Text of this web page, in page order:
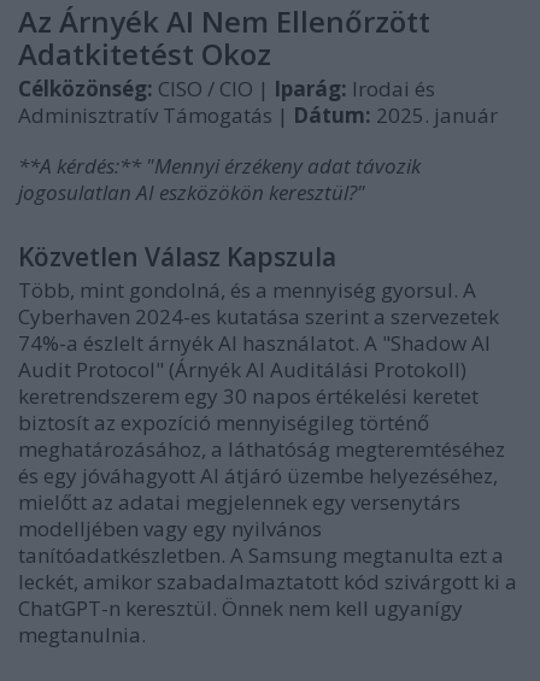
Az Árnyék AI Nem Ellenőrzött
Adatkitetést Okoz
Célközönség: CISO / CIO | Iparág: Irodai és
Adminisztratív Támogatás | Dátum: 2025. január
**A kérdés:** "Mennyi érzékeny adat távozik
jogosulatlan AI eszközökön keresztül?"
Közvetlen Válasz Kapszula
Több, mint gondolná, és a mennyiség gyorsul. A
Cyberhaven 2024-es kutatása szerint a szervezetek
74%-a észlelt árnyék AI használatot. A "Shadow AI
Audit Protocol" (Árnyék AI Auditálási Protokoll)
keretrendszerem egy 30 napos értékelési keretet
biztosít az expozíció mennyiségileg történő
meghatározásához, a láthatóság megteremtéséhez
és egy jóváhagyott AI átjáró üzembe helyezéséhez,
mielőtt az adatai megjelennek egy versenytárs
modelljében vagy egy nyilvános
tanítóadatkészletben. A Samsung megtanulta ezt a
leckét, amikor szabadalmaztatott kód szivárgott ki a
ChatGPT-n keresztül. Önnek nem kell ugyanígy
megtanulnia.